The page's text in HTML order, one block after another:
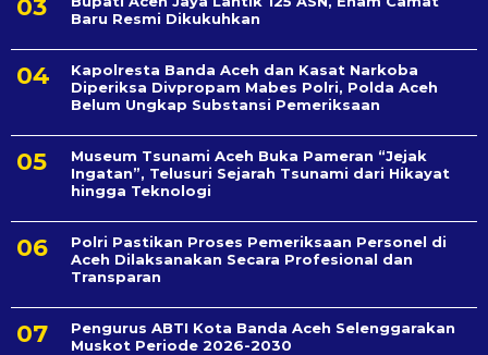
Baru Resmi Dikukuhkan
Kapolresta Banda Aceh dan Kasat Narkoba
Diperiksa Divpropam Mabes Polri, Polda Aceh
Belum Ungkap Substansi Pemeriksaan
Museum Tsunami Aceh Buka Pameran “Jejak
Ingatan”, Telusuri Sejarah Tsunami dari Hikayat
hingga Teknologi
Polri Pastikan Proses Pemeriksaan Personel di
Aceh Dilaksanakan Secara Profesional dan
Transparan
Pengurus ABTI Kota Banda Aceh Selenggarakan
Muskot Periode 2026-2030